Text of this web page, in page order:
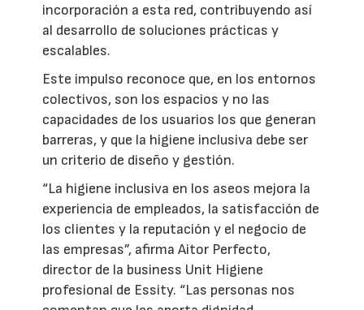
incorporación a esta red, contribuyendo así
al desarrollo de soluciones prácticas y
escalables.
Este impulso reconoce que, en los entornos
colectivos, son los espacios y no las
capacidades de los usuarios los que generan
barreras, y que la higiene inclusiva debe ser
un criterio de diseño y gestión.
“La higiene inclusiva en los aseos mejora la
experiencia de empleados, la satisfacción de
los clientes y la reputación y el negocio de
las empresas”, afirma Aitor Perfecto,
director de la business Unit Higiene
profesional de Essity. “Las personas nos